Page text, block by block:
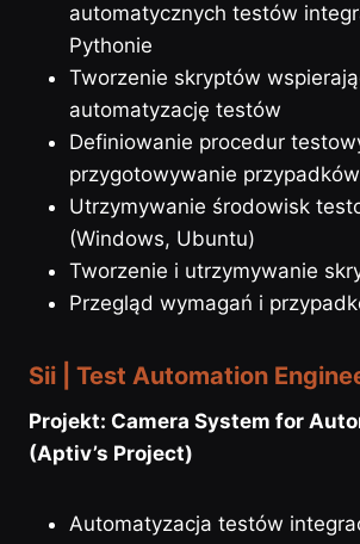
automatycznych testów
Pythonie
Tworzenie skryptów
automatyzację testów
Definiowanie procedur
przygotowywanie
Utrzymywanie środowisk
(Windows, Ubuntu)
Tworzenie i utrzymywanie
Przegląd wymagań i
Sii | Test Automation
Projekt: Camera System for
(Aptiv’s Project)
Automatyzacja testów